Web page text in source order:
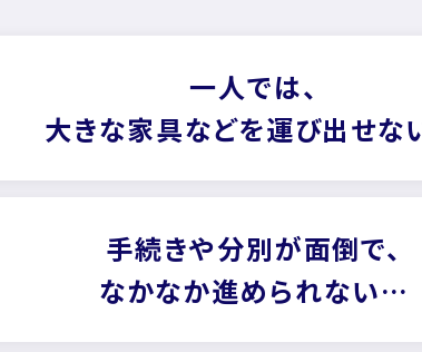
一人では、
大きな家具などを運び出せ
手続きや分別が面倒で、
なかなか進められない…